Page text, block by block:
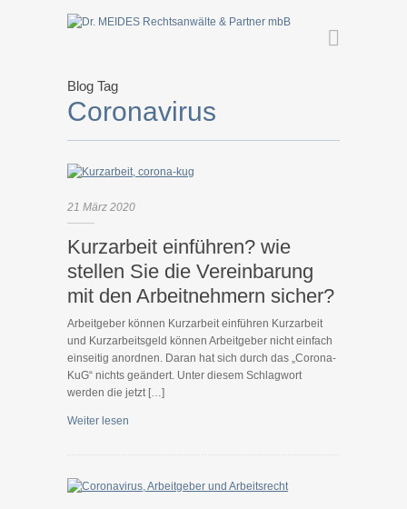
Blog Tag
Coronavirus
21 März 2020
Kurzarbeit einführen? wie
stellen Sie die Vereinbarung
mit den Arbeitnehmern sicher?
Arbeitgeber können Kurzarbeit einführen Kurzarbeit
und Kurzarbeitsgeld können Arbeitgeber nicht einfach
einseitig anordnen. Daran hat sich durch das „Corona-
KuG“ nichts geändert. Unter diesem Schlagwort
werden die jetzt […]
Weiter lesen